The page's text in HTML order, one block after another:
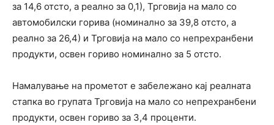
за 14,6 отсто, а реално за 0,1), Трговија на мало со
автомобилски горива (номинално за 39,8 отсто, а
реално за 26,4) и Трговија на мало со непрехранбени
продукти, освен гориво номинално за 5 отсто.
Намалување на прометот е забележано кај реалната
стапка во групата Трговија на мало со непрехранбени
продукти, освен гориво за 3,4 проценти.